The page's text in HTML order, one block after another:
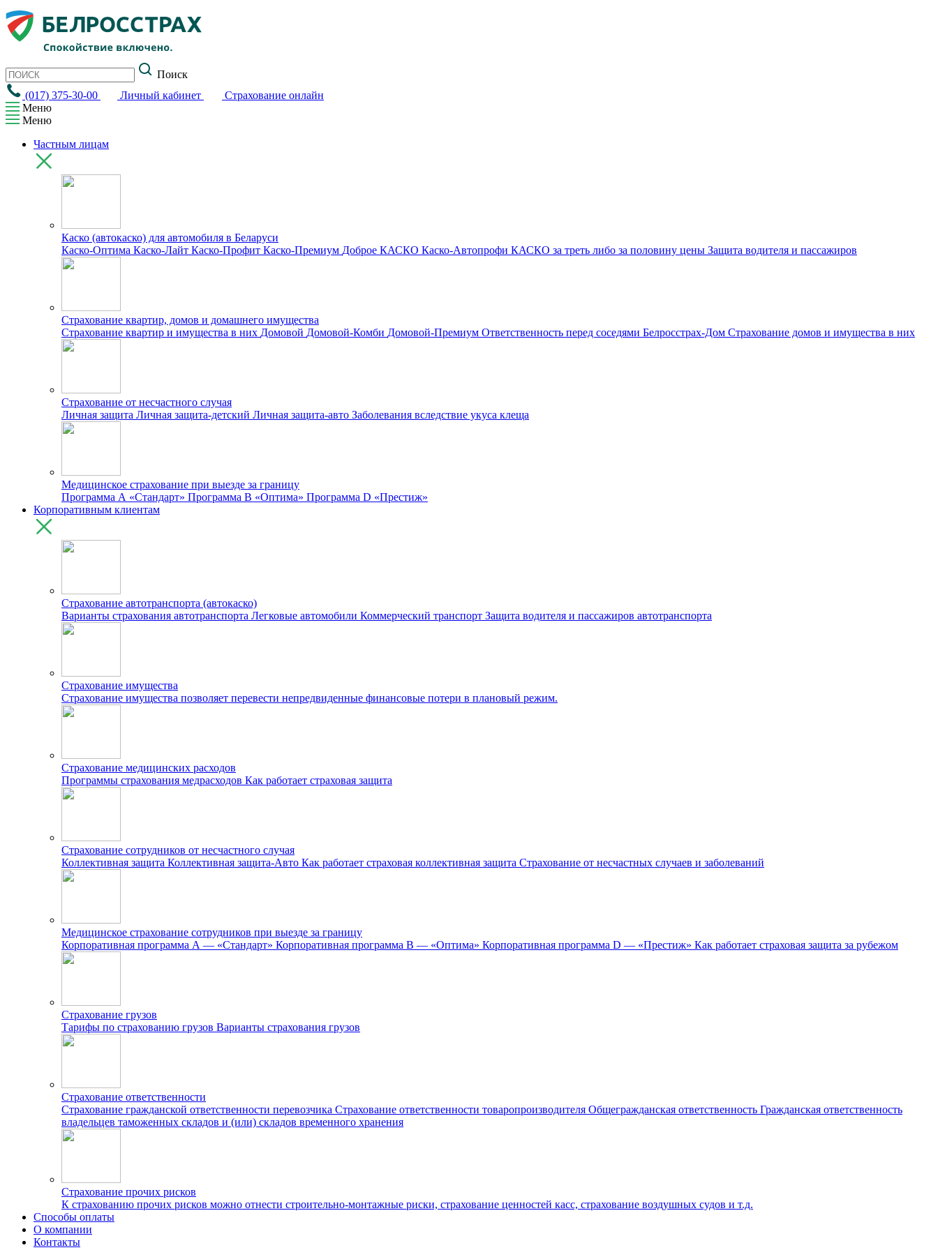
Поиск
(017) 375-30-00
Личный кабинет
Страхование онлайн
Меню
Меню
Частным лицам
Каско (автокаско) для автомобиля в Беларуси
Каско-Оптима Каско-Лайт Каско-Профит Каско-Премиум Доброе КАСКО Каско-Автопрофи КАСКО за треть либо за половину цены Защита водителя и пассажиров
Страхование квартир, домов и домашнего имущества
Страхование квартир и имущества в них Домовой Домовой-Комби Домовой-Премиум Ответственность перед соседями Белросстрах-Дом Страхование домов и имущества в них
Страхование от несчастного случая
Личная защита Личная защита-детский Личная защита-авто Заболевания вследствие укуса клеща
Медицинское страхование при выезде за границу
Программа А «Стандарт» Программа B «Оптима» Программа D «Престиж»
Корпоративным клиентам
Страхование автотранспорта (автокаско)
Варианты страхования автотранспорта Легковые автомобили Коммерческий транспорт Защита водителя и пассажиров автотранспорта
Страхование имущества
Страхование имущества позволяет перевести непредвиденные финансовые потери в плановый режим.
Страхование медицинских расходов
Программы страхования медрасходов Как работает страховая защита
Страхование сотрудников от несчастного случая
Коллективная защита Коллективная защита-Авто Как работает страховая коллективная защита Страхование от несчастных случаев и заболеваний
Медицинское страхование сотрудников при выезде за границу
Корпоративная программа А — «Стандарт» Корпоративная программа B — «Оптима» Корпоративная программа D — «Престиж» Как работает страховая защита за рубежом
Страхование грузов
Тарифы по страхованию грузов Варианты страхования грузов
Страхование ответственности
Страхование гражданской ответственности перевозчика Страхование ответственности товаропроизводителя Общегражданская ответственность Гражданская ответственность
владельцев таможенных складов и (или) складов временного хранения
Страхование прочих рисков
К страхованию прочих рисков можно отнести строительно-монтажные риски, страхование ценностей касс, страхование воздушных судов и т.д.
Способы оплаты
О компании
Контакты